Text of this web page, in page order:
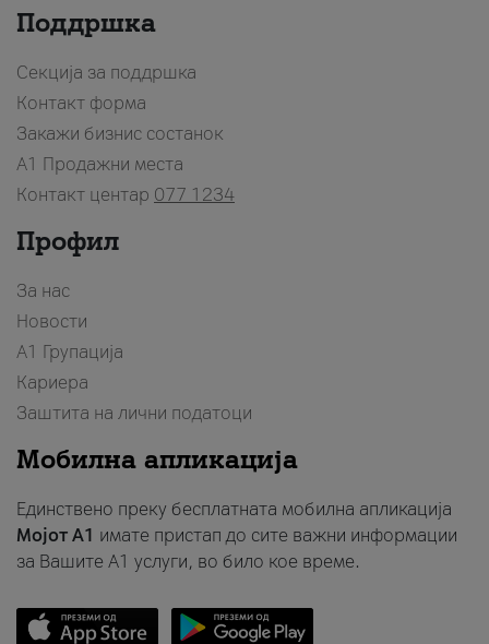
Поддршка
Секција за поддршка
Контакт форма
Закажи бизнис состанок
A1 Продажни места
Контакт центар 077 1234
Профил
За нас
Новости
А1 Групација
Кариера
Заштита на лични податоци
Мобилна апликација
Единствено преку бесплатната мобилна апликација
Мојот A1 имате пристап до сите важни информации
за Вашите A1 услуги, во било кое време.